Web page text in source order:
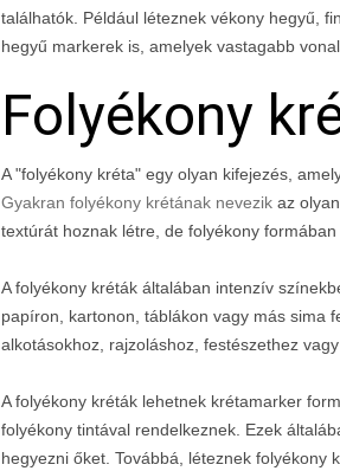
találhatók. Például léteznek vékony hegyű,
hegyű markerek is, amelyek vastagabb
Folyékony
A "folyékony kréta" egy olyan kifejezés,
Gyakran folyékony krétának nevezik az
textúrát hoznak létre, de folyékony formában
A folyékony kréták általában intenzív
papíron, kartonon, táblákon vagy más sima
alkotásokhoz, rajzoláshoz, festészethez
A folyékony kréták lehetnek krétamarker
folyékony tintával rendelkeznek. Ezek
hegyezni őket. Továbbá, léteznek folyékony